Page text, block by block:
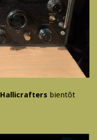
Hallicrafters bientôt